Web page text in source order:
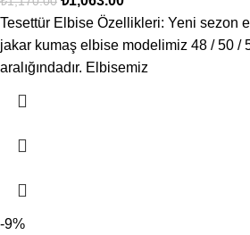
Tesettür Elbise Özellikleri: Yeni sezon
jakar kumaş elbise modelimiz 48 / 50 /
aralığındadır. Elbisemiz
-9%